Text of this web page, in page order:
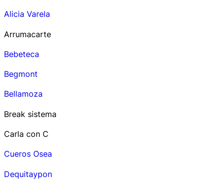
Alicia Varela
Arrumacarte
Bebeteca
Begmont
Bellamoza
Break sistema
Carla con C
Cueros Osea
Dequitaypon